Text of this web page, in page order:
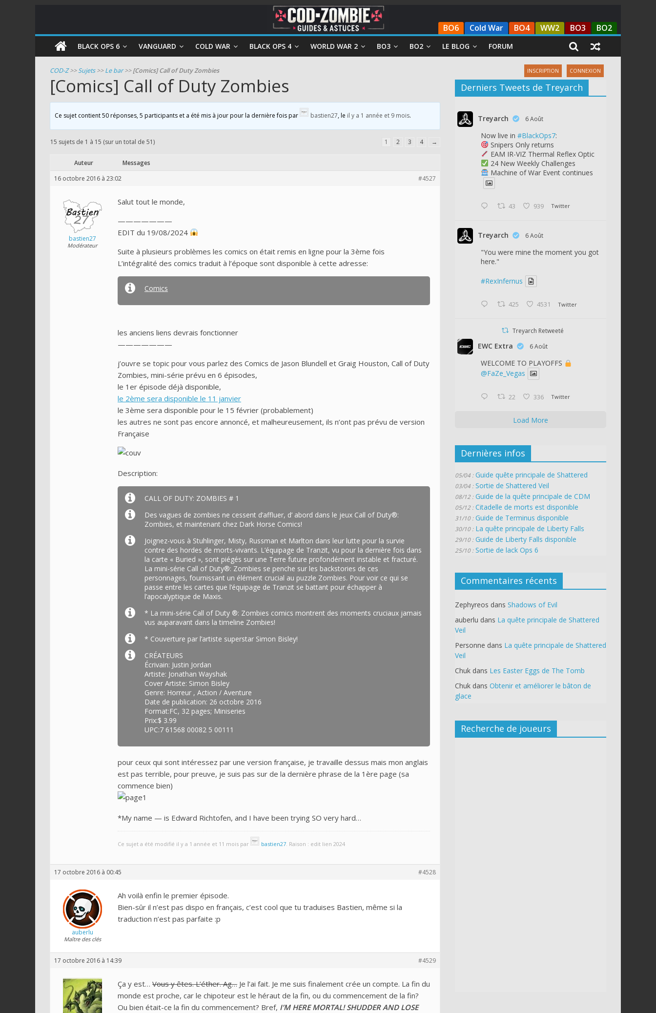
COD
Zombie
Guides
et
astuces
le
mode
zombie
Call
Duty
BO6 Cold War BO4 WW2 BO3 BO2
BLACK OPS 6 VANGUARD COLD WAR BLACK OPS 4 WORLD WAR 2 BO3 BO2 LE BLOG FORUM
INSCRIPTION CONNEXION
COD-Z>>Sujets>>Le bar>>[Comics] Call of Duty Zombies
[Comics] Call of Duty Zombies
Ce sujet contient 50 réponses, 5 participants et a été mis à jour pour la dernière fois par bastien27, le il y a 1 année et 9 mois.
15 sujets de 1 à 15 (sur un total de 51) 1 2 3 4 →
Auteur
Messages
16 octobre 2016 à 23:02
#4527
bastien27
Modérateur
Salut tout le monde,
———————
EDIT du 19/08/2024
Suite à plusieurs problèmes les comics on était remis en ligne pour la 3ème fois
L’intégralité des comics traduit à l’époque sont disponible à cette adresse:
Comics
les anciens liens devrais fonctionner
———————
j’ouvre se topic pour vous parlez des Comics de Jason Blundell et Graig Houston, Call of Duty
Zombies, mini-série prévu en 6 épisodes,
le 1er épisode déjà disponible,
le 2ème sera disponible le 11 janvier
le 3ème sera disponible pour le 15 février (probablement)
les autres ne sont pas encore annoncé, et malheureusement, ils n’ont pas prévu de version
Française
Description:
CALL OF DUTY: ZOMBIES # 1
Des vagues de zombies ne cessent d’affluer, d’ abord dans le jeux Call of Duty®:
Zombies, et maintenant chez Dark Horse Comics!
Joignez-vous à Stuhlinger, Misty, Russman et Marlton dans leur lutte pour la survie
contre des hordes de morts-vivants. L’équipage de Tranzit, vu pour la dernière fois dans
la carte « Buried », sont piégés sur une Terre future profondément instable et fracturé.
La mini-série Call of Duty®: Zombies se penche sur les backstories de ces
personnages, fournissant un élément crucial au puzzle Zombies. Pour voir ce qui se
passe entre les cartes que l’équipage de Tranzit se battant pour échapper à
l’apocalyptique de Maxis.
* La mini-série Call of Duty ®: Zombies comics montrent des moments cruciaux jamais
vus auparavant dans la timeline Zombies!
* Couverture par l’artiste superstar Simon Bisley!
CRÉATEURS
Écrivain: Justin Jordan
Artiste: Jonathan Wayshak
Cover Artiste: Simon Bisley
Genre: Horreur , Action / Aventure
Date de publication: 26 octobre 2016
Format:FC, 32 pages; Miniseries
Prix:$ 3.99
UPC:7 61568 00082 5 00111
pour ceux qui sont intéressez par une version française, je travaille dessus mais mon anglais
est pas terrible, pour preuve, je suis pas sur de la dernière phrase de la 1ère page (sa
commence bien)
*My name — is Edward Richtofen, and I have been trying SO very hard…
Ce sujet a été modifié il y a 1 année et 11 mois par bastien27. Raison : edit lien 2024
17 octobre 2016 à 00:45 #4528
auberlu
Maître des clés
Ah voilà enfin le premier épisode.
Bien-sûr il n’est pas dispo en français, c’est cool que tu traduises Bastien, même si la
traduction n’est pas parfaite :p
17 octobre 2016 à 14:39 #4529
Ça y est… Vous y êtes. L’éther. Ag… Je l’ai fait. Je me suis finalement crée un compte. La fin du
monde est proche, car le chipoteur est le héraut de la fin, ou du commencement de la fin?
Ou bien était-ce la fin du commencement? Bref, I’M HERE MORTAL! SHUDDER AND LOSE
Derniers Tweets de Treyarch
Treyarch 6 Août
Now live in #BlackOps7:
Snipers Only returns
EAM IR-VIZ Thermal Reflex Optic
24 New Weekly Challenges
Machine of War Event continues
43 939 Twitter
Treyarch 6 Août
"You were mine the moment you got
here."
#RexInfernus
425 4531 Twitter
Treyarch Retweeté
EWC Extra 6 Août
WELCOME TO PLAYOFFS
@FaZe_Vegas
22 336 Twitter
Load More
Dernières infos
05/04 : Guide quête principale de Shattered
03/04 : Sortie de Shattered Veil
08/12 : Guide de la quête principale de CDM
05/12 : Citadelle de morts est disponible
31/10 : Guide de Terminus disponible
30/10 : La quête principale de Liberty Falls
29/10 : Guide de Liberty Falls disponible
25/10 : Sortie de lack Ops 6
Commentaires récents
Zephyreos dans Shadows of Evil
auberlu dans La quête principale de Shattered
Veil
Personne dans La quête principale de Shattered
Veil
Chuk dans Les Easter Eggs de The Tomb
Chuk dans Obtenir et améliorer le bâton de
glace
Recherche de joueurs